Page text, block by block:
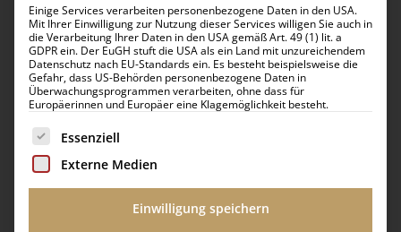
mit unseren maßgeschneiderten Erlebnisreisen
Tauchen Sie ein in die faszinierende Welt desUrlaub Cook
Islandsund entdecken Sie ein Inselparadies voller
türkisblauer Lagunen, palmengesäumter Strände und
tropischer Natur. Unsere maßgeschneiderten Reisen
verbinden Entspannung, Abenteuer und authentische
kulturelle Erlebnisse – perfekt auf Ihre Wünsche abgestimmt.
kleineren Atollen, die mit kristallklarem Wasser, bunten
Einige Services verarbeiten personenbezogene Daten in den USA.
Mit Ihrer Einwilligung zur Nutzung dieser Services willigen Sie auch in
die Verarbeitung Ihrer Daten in den USA gemäß Art. 49 (1) lit. a
GDPR ein. Der EuGH stuft die USA als ein Land mit unzureichendem
Datenschutz nach EU-Standards ein. Es besteht beispielsweise die
Gefahr, dass US-Behörden personenbezogene Daten in
Überwachungsprogrammen verarbeiten, ohne dass für
Europäerinnen und Europäer eine Klagemöglichkeit besteht.
Es folgt eine Liste der Service-Gruppen, für die eine
Essenziell
Externe Medien
Einwilligung speichern